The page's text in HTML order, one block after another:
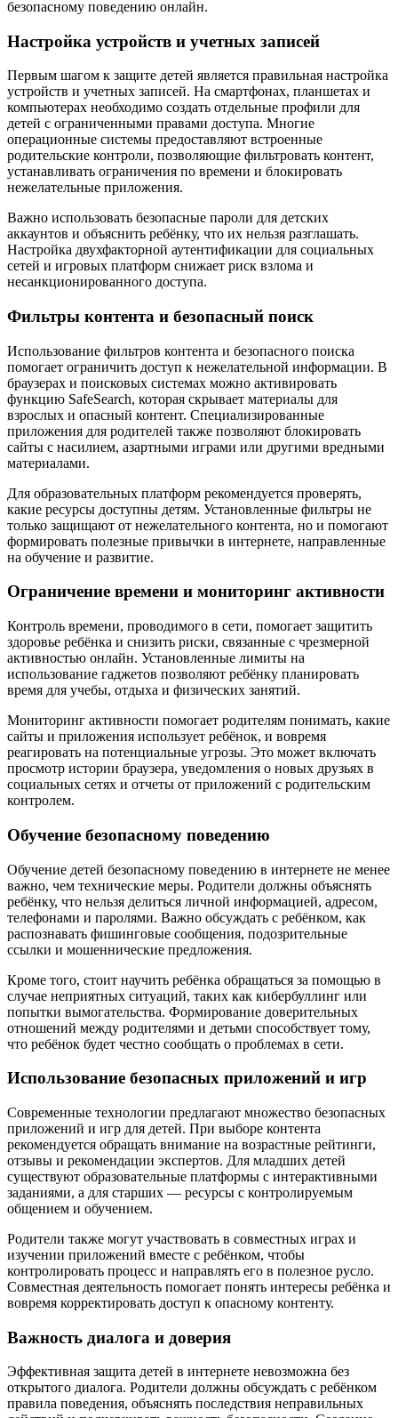
безопасному поведению онлайн.
Настройка устройств и учетных записей
Первым шагом к защите детей является правильная настройка
устройств и учетных записей. На смартфонах, планшетах и
компьютерах необходимо создать отдельные профили для
детей с ограниченными правами доступа. Многие
операционные системы предоставляют встроенные
родительские контроли, позволяющие фильтровать контент,
устанавливать ограничения по времени и блокировать
нежелательные приложения.
Важно использовать безопасные пароли для детских
аккаунтов и объяснить ребёнку, что их нельзя разглашать.
Настройка двухфакторной аутентификации для социальных
сетей и игровых платформ снижает риск взлома и
несанкционированного доступа.
Фильтры контента и безопасный поиск
Использование фильтров контента и безопасного поиска
помогает ограничить доступ к нежелательной информации. В
браузерах и поисковых системах можно активировать
функцию SafeSearch, которая скрывает материалы для
взрослых и опасный контент. Специализированные
приложения для родителей также позволяют блокировать
сайты с насилием, азартными играми или другими вредными
материалами.
Для образовательных платформ рекомендуется проверять,
какие ресурсы доступны детям. Установленные фильтры не
только защищают от нежелательного контента, но и помогают
формировать полезные привычки в интернете, направленные
на обучение и развитие.
Ограничение времени и мониторинг активности
Контроль времени, проводимого в сети, помогает защитить
здоровье ребёнка и снизить риски, связанные с чрезмерной
активностью онлайн. Установленные лимиты на
использование гаджетов позволяют ребёнку планировать
время для учебы, отдыха и физических занятий.
Мониторинг активности помогает родителям понимать, какие
сайты и приложения использует ребёнок, и вовремя
реагировать на потенциальные угрозы. Это может включать
просмотр истории браузера, уведомления о новых друзьях в
социальных сетях и отчеты от приложений с родительским
контролем.
Обучение безопасному поведению
Обучение детей безопасному поведению в интернете не менее
важно, чем технические меры. Родители должны объяснять
ребёнку, что нельзя делиться личной информацией, адресом,
телефонами и паролями. Важно обсуждать с ребёнком, как
распознавать фишинговые сообщения, подозрительные
ссылки и мошеннические предложения.
Кроме того, стоит научить ребёнка обращаться за помощью в
случае неприятных ситуаций, таких как кибербуллинг или
попытки вымогательства. Формирование доверительных
отношений между родителями и детьми способствует тому,
что ребёнок будет честно сообщать о проблемах в сети.
Использование безопасных приложений и игр
Современные технологии предлагают множество безопасных
приложений и игр для детей. При выборе контента
рекомендуется обращать внимание на возрастные рейтинги,
отзывы и рекомендации экспертов. Для младших детей
существуют образовательные платформы с интерактивными
заданиями, а для старших — ресурсы с контролируемым
общением и обучением.
Родители также могут участвовать в совместных играх и
изучении приложений вместе с ребёнком, чтобы
контролировать процесс и направлять его в полезное русло.
Совместная деятельность помогает понять интересы ребёнка и
вовремя корректировать доступ к опасному контенту.
Важность диалога и доверия
Эффективная защита детей в интернете невозможна без
открытого диалога. Родители должны обсуждать с ребёнком
правила поведения, объяснять последствия неправильных